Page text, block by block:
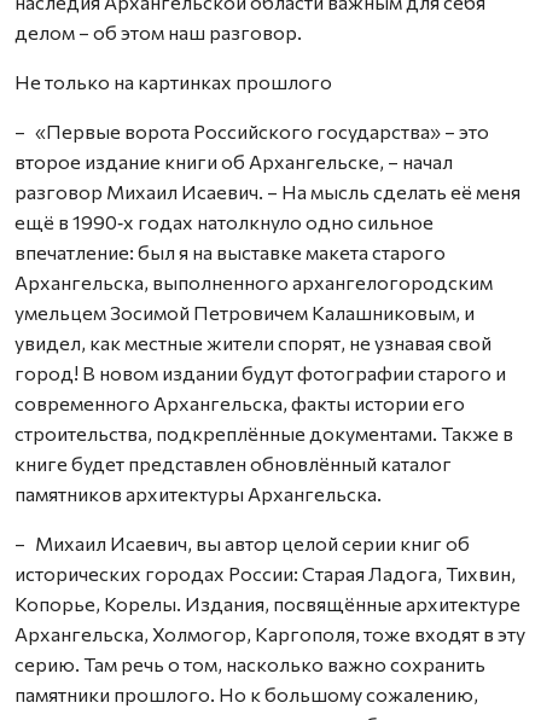
делом – об этом наш разговор.
Не только на картинках прошлого
– «Первые ворота Российского государства» – это
второе издание книги об Архангельске, – начал
разговор Михаил Исаевич. – На мысль сделать её меня
ещё в 1990‑х годах натолкнуло одно сильное
впечатление: был я на выставке макета старого
Архангельска, выполненного архангелогородским
умельцем Зосимой Петровичем Калашниковым, и
увидел, как местные жители спорят, не узнавая свой
город! В новом издании будут фотографии старого и
современного Архангельска, факты истории его
строительства, подкреплённые документами. Также в
книге будет представлен обновлённый каталог
памятников архитектуры Архангельска.
– Михаил Исаевич, вы автор целой серии книг об
исторических городах России: Старая Ладога, Тихвин,
Копорье, Корелы. Издания, посвящённые архитектуре
Архангельска, Холмогор, Каргополя, тоже входят в эту
серию. Там речь о том, насколько важно сохранить
памятники прошлого. Но к большому сожалению,